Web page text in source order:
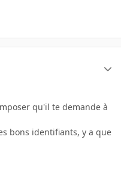
qu'il te demande à
bons identifiants, y a que